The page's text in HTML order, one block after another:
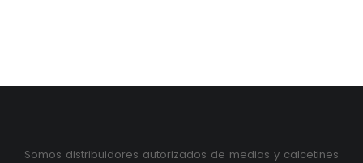
Somos distribuidores autorizados de medias y calcetines